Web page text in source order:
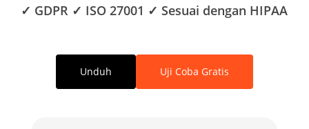
✓ GDPR ✓ ISO 27001 ✓ Sesuai dengan HIPAA
Unduh Uji Coba Gratis